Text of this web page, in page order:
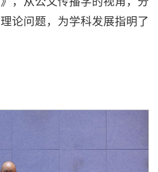
论问题，为学科发展指明了